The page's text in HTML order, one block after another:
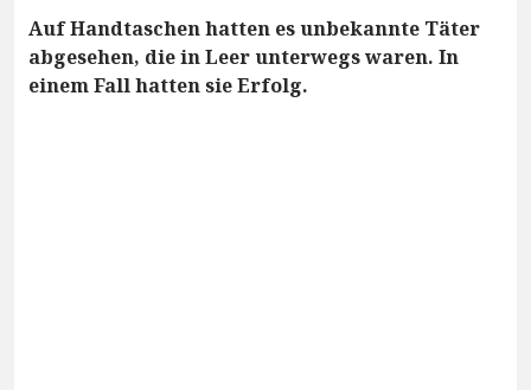
Auf Handtaschen hatten es unbekannte Täter
abgesehen, die in Leer unterwegs waren. In
einem Fall hatten sie Erfolg.